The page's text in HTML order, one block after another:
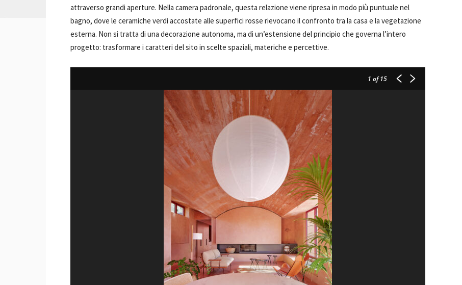
attraverso grandi aperture. Nella camera padronale, questa relazione viene ripresa in modo più puntuale nel
bagno, dove le ceramiche verdi accostate alle superfici rosse rievocano il confronto tra la casa e la vegetazione
esterna. Non si tratta di una decorazione autonoma, ma di un’estensione del principio che governa l’intero
progetto: trasformare i caratteri del sito in scelte spaziali, materiche e percettive.
1 of 15